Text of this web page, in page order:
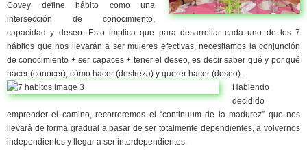
Covey define hábito como una
intersección de conocimiento,
capacidad y deseo. Esto implica que para desarrollar cada uno de los 7
hábitos que nos llevarán a ser mujeres efectivas, necesitamos la conjunción
de conocimiento + ser capaces + tener el deseo, es decir saber qué y por qué
hacer (conocer), cómo hacer (destreza) y querer hacer (deseo).
Habiendo
decidido
emprender el camino, recorreremos el “continuum de la madurez” que nos
llevará de forma gradual a pasar de ser totalmente dependientes, a volvernos
independientes y llegar a ser interdependientes.